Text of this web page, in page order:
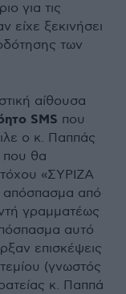
για τις
είχε ξεκινήσει
των
αίθουσα
SMS που
ο κ. Παππάς
που θα
«ΣΥΡΙΖΑ
απόσπασμα από
γραμματέως
αυτό
επισκέψεις
(γνωστός
κ. Παππά